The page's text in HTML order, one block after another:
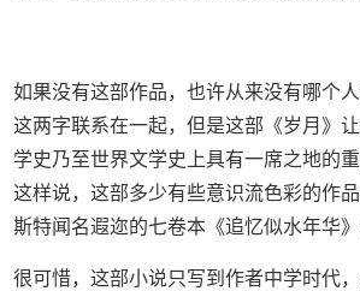
如果没有这部作品，也许从来没有哪个
这两字联系在一起，但是这部《岁月》
学史乃至世界文学史上具有一席之地的
这样说，这部多少有些意识流色彩的作
斯特闻名遐迩的七卷本《追忆似水年华》
很可惜，这部小说只写到作者中学时代